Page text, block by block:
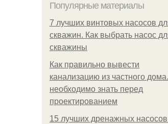
Популярные материалы
7 лучших винтовых насосов
скважин. Как выбрать насос
скважины
Как правильно вывести
канализацию из частного
необходимо знать перед
проектированием
15 лучших дренажных